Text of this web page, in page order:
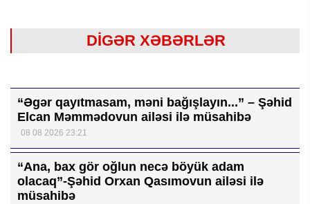
DİGƏR XƏBƏRLƏR
“Əgər qayıtmasam, məni bağışlayın...” – Şəhid
Elcan Məmmədovun ailəsi ilə müsahibə
08 08 2026 23:21
“Ana, bax gör oğlun necə böyük adam
olacaq”-Şəhid Orxan Qasımovun ailəsi ilə
müsahibə